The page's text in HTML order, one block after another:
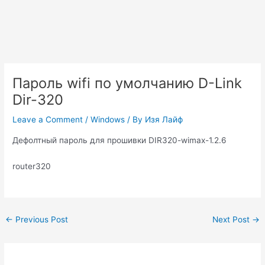
Пароль wifi по умолчанию D-Link
Dir-320
Leave a Comment /Windows / By Изя Лайф
Дефолтный пароль для прошивки DIR320-wimax-1.2.6
router320
Post
← Previous Post Next Post →